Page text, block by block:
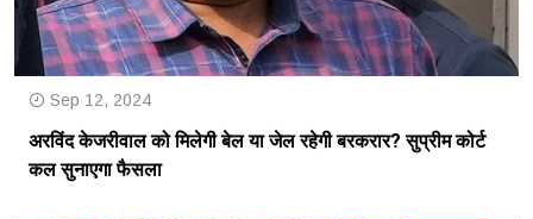
Sep 12, 2024
अरविंद केजरीवाल को मिलेगी बेल या जेल रहेगी बरकरार? सुप्रीम कोर्ट
कल सुनाएगा फैसला